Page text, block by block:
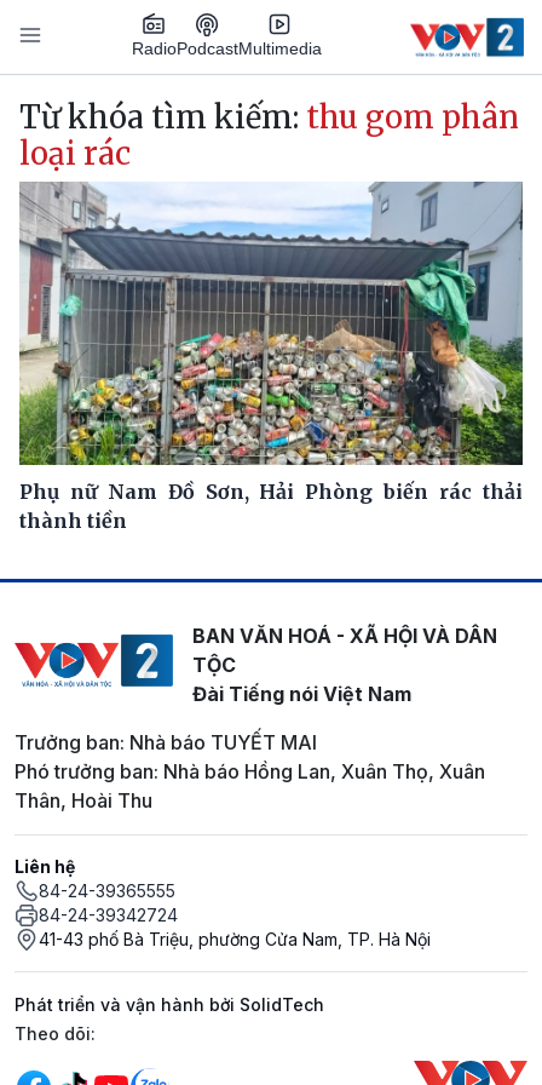
Nhảy đến nội dung
RadioPodcastMultimedia
Main navigation
Từ khóa tìm kiếm: thu gom phân
loại rác
Phụ nữ Nam Đồ Sơn, Hải Phòng biến rác thải
thành tiền
BAN VĂN HOÁ - XÃ HỘI VÀ DÂN
TỘC
Đài Tiếng nói Việt Nam
Trưởng ban: Nhà báo TUYẾT MAI
Phó trưởng ban: Nhà báo Hồng Lan, Xuân Thọ, Xuân
Thân, Hoài Thu
Liên hệ
84-24-39365555
84-24-39342724
41-43 phố Bà Triệu, phường Cửa Nam, TP. Hà Nội
Phát triển và vận hành bởi SolidTech
Mạng xã hội
Theo dõi: